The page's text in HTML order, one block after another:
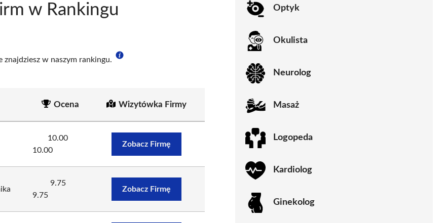
w Rankingu
w naszym rankingu.
Ocena Wizytówka Firmy
10.00
10.00
Zobacz Firmę
9.75
9.75
Zobacz Firmę
Optyk
Okulista
Neurolog
Masaż
Logopeda
Kardiolog
Ginekolog